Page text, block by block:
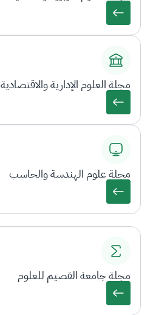
مجلة العلوم الإدارية والاقتصادية
مجلة علوم الهندسة والحاسب
مجلة جامعة القصيم للعلوم